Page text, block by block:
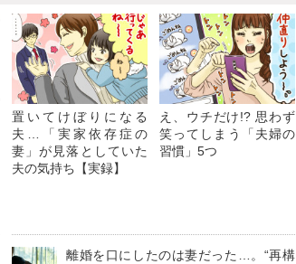
置いてけぼりになる
夫…「実家依存症の
妻」が見落としていた
夫の気持ち【実録】
え、ウチだけ!? 思わず
笑ってしまう「夫婦の
習慣」5つ
離婚を口にしたのは妻だった…。“再構